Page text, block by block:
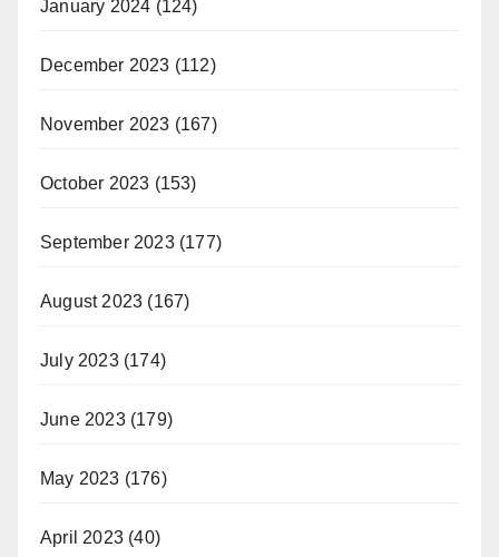
January 2024 (124)
December 2023 (112)
November 2023 (167)
October 2023 (153)
September 2023(177)
August 2023 (167)
July 2023(174)
June 2023(179)
May 2023 (176)
April 2023 (40)